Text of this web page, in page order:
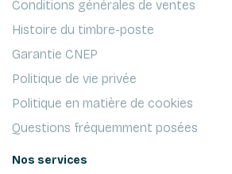
Conditions générales de ventes
Histoire du timbre-poste
Garantie CNEP
Politique de vie privée
Politique en matière de cookies
Questions fréquemment posées
Nos services